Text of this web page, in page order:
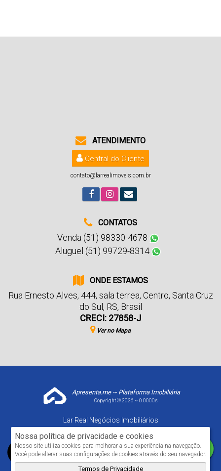
Nossa política de privacidade e cookies
Nosso site utiliza cookies para melhorar a sua experiência na navegação.
Você pode alterar suas configurações de cookies através do seu navegador.
Termos de Privacidade
ATENDIMENTO
Central do Cliente
contato@larrealimoveis.com.br
CONTATOS
Venda (51) 98330-4678
Aluguel (51) 99729-8314
ONDE ESTAMOS
Rua Ernesto Alves, 444, sala terrea, Centro, Santa Cruz
do Sul , RS, Brasil
CRECI: 27858-J
Ver no Mapa
Apresenta.me ~ Plataforma Imobiliária
Copyright © 2026 ~ 0.0000s
Lar Real Negócios Imobiliários